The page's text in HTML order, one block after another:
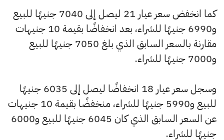
كما انخفض سعر عيار 21 ليصل إلى 7040 جنيهًا للبيع
و6990 جنيهًا للشراء، بعد انخفاضًا بقيمة 10 جنيهات
مقارنة بالسعر السابق الذي بلغ 7050 جنيهًا للبيع
و7000 جنيهًا للشراء.
وسجل سعر عيار 18 انخفاضًا ليصل إلى 6035 جنيهًا
للبيع و5990 جنيهًا للشراء، منخفضًا بقيمة 10 جنيهات
عن السعر السابق الذي كان 6045 جنيهًا للبيع و6000
جنيهًا للشراء.